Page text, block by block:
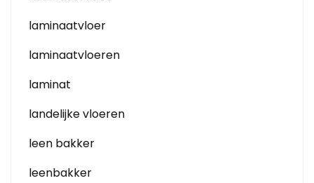
laminaatvloer
laminaatvloeren
laminat
landelijke vloeren
leen bakker
leenbakker